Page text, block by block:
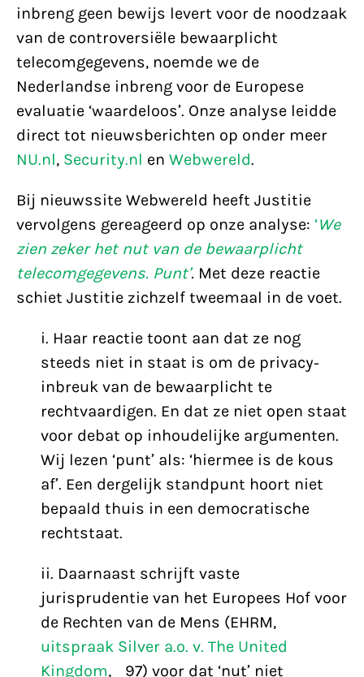
inbreng geen bewijs levert voor de noodzaak
van de controversiële bewaarplicht
telecomgegevens, noemde we de
Nederlandse inbreng voor de Europese
evaluatie ‘waardeloos’. Onze analyse leidde
direct tot nieuwsberichten op onder meer
NU.nl, Security.nl en Webwereld.
Bij nieuwssite Webwereld heeft Justitie
vervolgens gereageerd op onze analyse: ‘We
zien zeker het nut van de bewaarplicht
telecomgegevens. Punt’. Met deze reactie
schiet Justitie zichzelf tweemaal in de voet.
i. Haar reactie toont aan dat ze nog
steeds niet in staat is om de privacy-
inbreuk van de bewaarplicht te
rechtvaardigen. En dat ze niet open staat
voor debat op inhoudelijke argumenten.
Wij lezen ‘punt’ als: ‘hiermee is de kous
af’. Een dergelijk standpunt hoort niet
bepaald thuis in een democratische
rechtstaat.
ii. Daarnaast schrijft vaste
jurisprudentie van het Europees Hof voor
de Rechten van de Mens (EHRM,
uitspraak Silver a.o. v. The United
Kingdom, §97) voor dat ‘nut’ niet